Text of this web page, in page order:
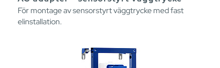
För montage av sensorstyrt väggtrycke med fast
elinstallation.